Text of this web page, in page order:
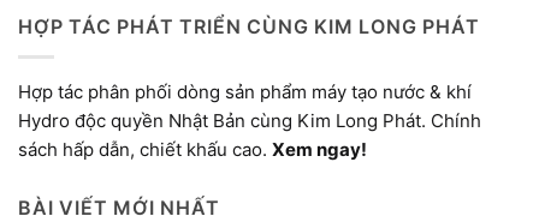
HỢP TÁC PHÁT TRIỂN CÙNG KIM LONG PHÁT
Hợp tác phân phối dòng sản phẩm máy tạo nước & khí
Hydro độc quyền Nhật Bản cùng Kim Long Phát. Chính
sách hấp dẫn, chiết khấu cao. Xem ngay!
BÀI VIẾT MỚI NHẤT